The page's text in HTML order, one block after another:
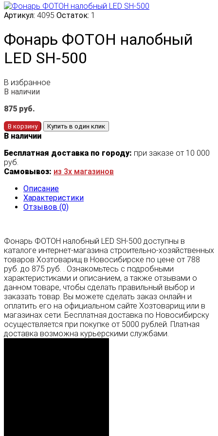
Артикул: 4095 Остаток: 1
Фонарь ФОТОН налобный
LED SH-500
В избранное
В наличии
875 руб.
В корзину Купить в один клик
В наличии
Бесплатная доставка по городу: при заказе от 10 000
руб.
Самовывоз: из 3х магазинов
Описание
Характеристики
Отзывов (0)
Фонарь ФОТОН налобный LED SH-500 доступны в
каталоге интернет-магазина строительно-хозяйственных
товаров Хозтоварищ в Новосибирске по цене от 788
руб. до 875 руб. . Ознакомьтесь с подробными
характеристиками и описанием, а также отзывами о
данном товаре, чтобы сделать правильный выбор и
заказать товар. Вы можете сделать заказ онлайн и
оплатить его на официальном сайте Хозтоварищ или в
магазинах сети. Бесплатная доставка по Новосибирску
осуществляется при покупке от 5000 рублей. Платная
доставка возможна курьерскими службами.